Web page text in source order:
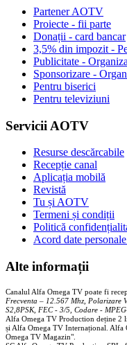
Partener AOTV
Proiecte - fii parte
Donații - card bancar
3,5% din impozit -
Publicitate -
Sponsorizare -
Pentru biserici
Pentru televiziuni
Servicii AOTV
Resurse descărcabile
Recepție canal
Aplicația mobilă
Revistă
Tu și AOTV
Termeni și condiții
Politică
Acord date
Alte informații
Canalul Alfa Omega TV poate fi
Frecventa – 12.567 Mhz, Polarizare
S2,8PSK, FEC - 3/5, Codare -
Alfa Omega TV Production deține 2
și Alfa Omega TV Internațional. Alfa
Omega TV Magazin".